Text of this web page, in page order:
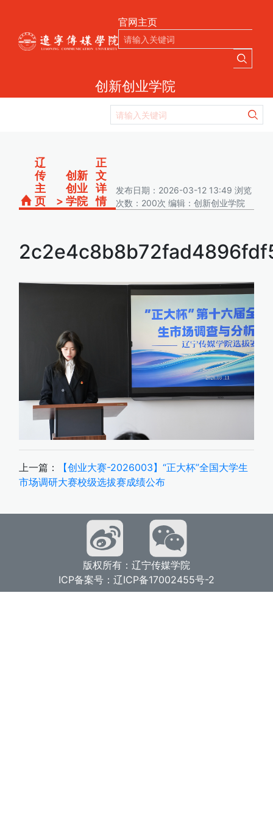
官网主页
创新创业学院
辽
传
主
页
>
创新
创业
学院
正
文
详
情
发布日期：2026-03-12 13:49 浏览
次数：200次 编辑：创新创业学院
上一篇：
【创业大赛-2026003】“正大杯”全国大学生
市场调研大赛校级选拔赛成绩公布
版权所有：辽宁传媒学院
ICP备案号：辽ICP备17002455号-2